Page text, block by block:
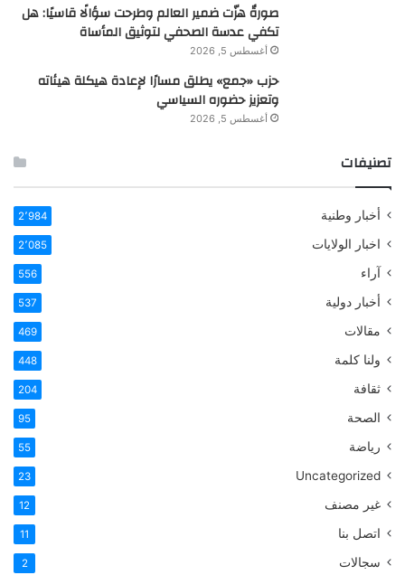
صورةٌ هزّت ضمير العالم وطرحت سؤالًا قاسيًا: هل
تكفي عدسة الصحفي لتوثيق المأساة
أغسطس 5, 2026
حزب «جمع» يطلق مسارًا لإعادة هيكلة هيئاته
وتعزيز حضوره السياسي
أغسطس 5, 2026
تصنيفات
أخبار وطنية 2٬984
اخبار الولايات 2٬085
آراء 556
أخبار دولية 537
مقالات 469
ولنا كلمة 448
ثقافة 204
الصحة 95
رياضة 55
Uncategorized
23
غير مصنف 12
اتصل بنا 11
سجالات 2